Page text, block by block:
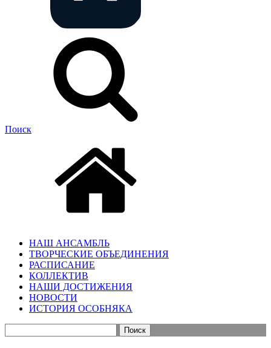
Поиск
НАШ АНСАМБЛЬ
ТВОРЧЕСКИЕ ОБЪЕДИНЕНИЯ
РАСПИСАНИЕ
КОЛЛЕКТИВ
НАШИ ДОСТИЖЕНИЯ
НОВОСТИ
ИСТОРИЯ ОСОБНЯКА